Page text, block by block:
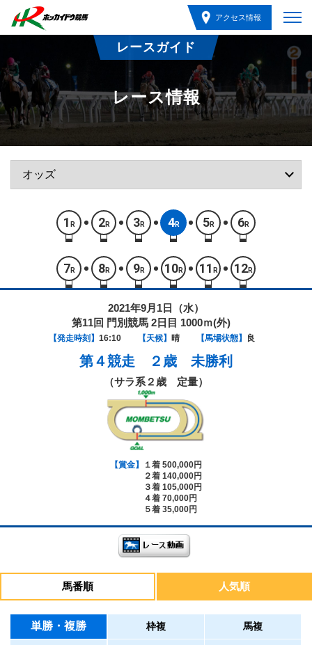
アクセス情報
レースガイド
レース情報
1 R 2R 3R 4R 5R 6R
7 R 8R 9R 10R 11 R 12R
2021年9月1日（水）
第11回 門別競馬 2日目 1000ｍ(外)
【発走時刻】 16:10 【天候】 晴 【馬場状態】 良
第４競走 ２歳 未勝利
（サラ系２歳 定量）
【賞金】
１着 500,000円
２着 140,000円
３着 105,000円
４着 70,000円
５着 35,000円
馬番順 人気順
単勝・複勝 枠複 馬複